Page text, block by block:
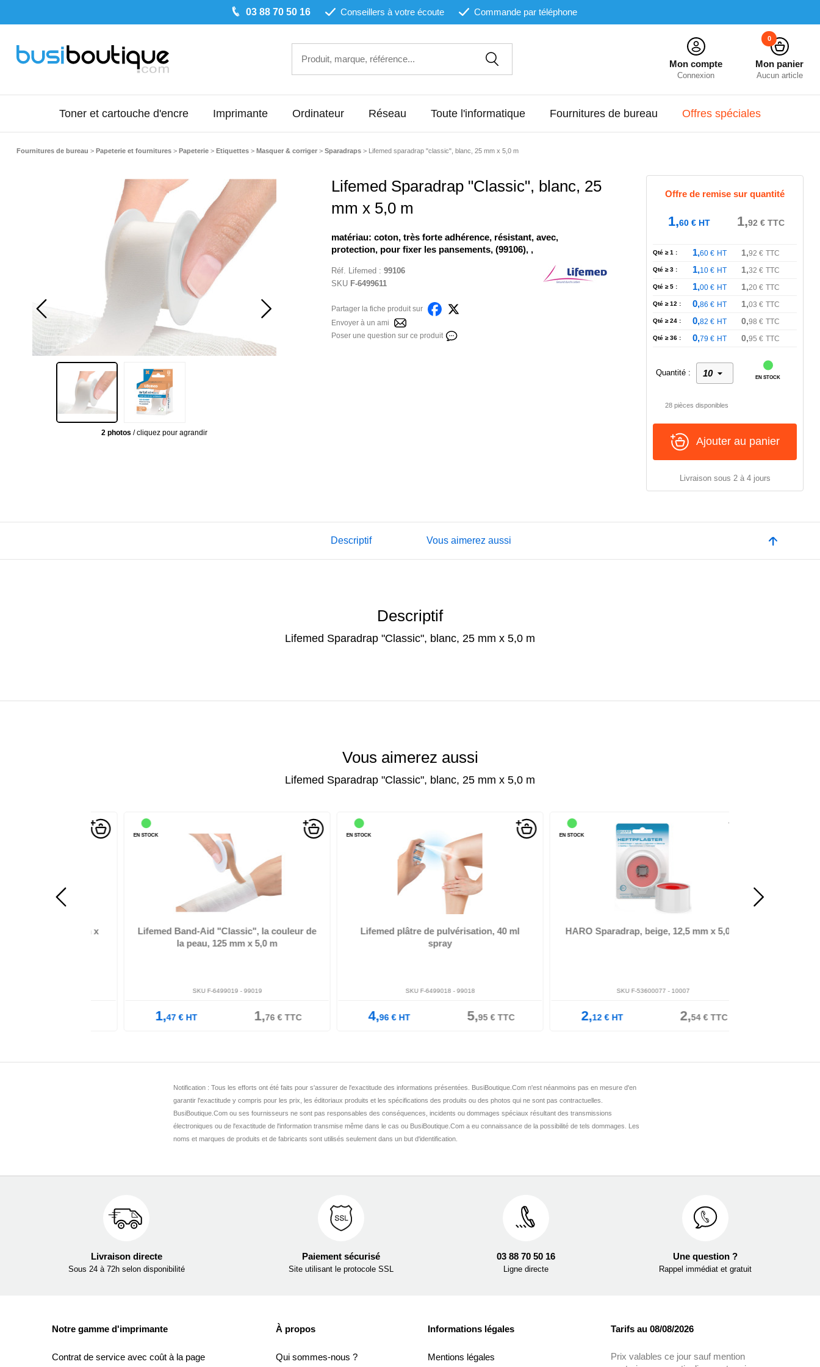
03 88 70 50 16 Conseillers à votre écoute Commande par téléphone
Mon compte
Connexion
Mon panier
Aucun article
0
Toner et cartouche d'encre Imprimante Ordinateur Réseau Toute l'informatique Fournitures de bureau Offres spéciales
Fournitures de bureau > Papeterie et fournitures > Papeterie > Etiquettes > Masquer & corriger > Sparadraps> Lifemed sparadrap "classic", blanc, 25 mm x 5,0 m
2 photos / cliquez pour agrandir
Lifemed Sparadrap "Classic", blanc, 25
mm x 5,0 m
matériau: coton, très forte adhérence, résistant, avec,
protection, pour fixer les pansements, (99106), ,
Réf. Lifemed : 99106
SKU F-6499611
Partager la fiche produit sur
Envoyer à un ami
Poser une question sur ce produit
Offre de remise sur quantité
1,60€HT 1,92 € TTC
Qté ≥ 1 : 1,60 € HT 1,92 € TTC
Qté ≥ 3 : 1,10 € HT 1,32 € TTC
Qté ≥ 5 : 1,00 € HT 1,20 € TTC
Qté ≥ 12 : 0,86 € HT 1,03 € TTC
Qté ≥ 24 : 0,82 € HT 0,98 € TTC
Qté ≥ 36 : 0,79 € HT 0,95 € TTC
Quantité :
EN STOCK
28 pièces disponibles
Ajouter au panier
Livraison sous 2 à 4 jours
Descriptif Vous aimerez aussi
Descriptif
Lifemed Sparadrap "Classic", blanc, 25 mm x 5,0 m
Vous aimerez aussi
Lifemed Sparadrap "Classic", blanc, 25 mm x 5,0 m
de zinc à forte adhé-,
Lifemed Band-Aid "Classic", la couleur de
la peau, 125 mm x 5,0 m
SKU F-6499019 -99019
HT TTC
EN STOCK
Matériel: coton, force d'adhérence élevée, résistant, avec
couvercle de pro...
Lifemed plâtre de pulvérisation, 40 ml
SKU F-6499018 -99018
HT TTC
EN STOCK
Ingrédients: gaz, d'eau et d'alcool, forme un film transparent,
HARO Sparadrap, beige, 12,5 mm x 5,0 m
SKU F-53600077 -10007
HT TTC
EN STOCK
surface textile avec colle à l'oxyde de zinc à forte adhé-,
rence, fort pouvo...
surface textile avec
Notification : Tous les efforts ont été faits pour s'assurer de l'exactitude des informations présentées. BusiBoutique.Com n'est néanmoins pas en mesure d'en
garantir l'exactitude y compris pour les prix, les éditoriaux produits et les spécifications des produits ou des photos qui ne sont pas contractuelles.
BusiBoutique.Com ou ses fournisseurs ne sont pas responsables des conséquences, incidents ou dommages spéciaux résultant des transmissions
électroniques ou de l'exactitude de l'information transmise même dans le cas ou BusiBoutique.Com a eu connaissance de la possibilité de tels dommages. Les
noms et marques de produits et de fabricants sont utilisés seulement dans un but d'identification.
Livraison directe
Sous 24 à 72h selon disponibilité
Paiement sécurisé
Site utilisant le protocole SSL
03 88 70 50 16
Ligne directe
Une question ?
Rappel immédiat et gratuit
Notre gamme d'imprimante
Contrat de service avec coût à la page
À propos
Qui sommes-nous ?
Informations légales
Mentions légales
Tarifs au 08/08/2026
Prix valables ce jour sauf mention